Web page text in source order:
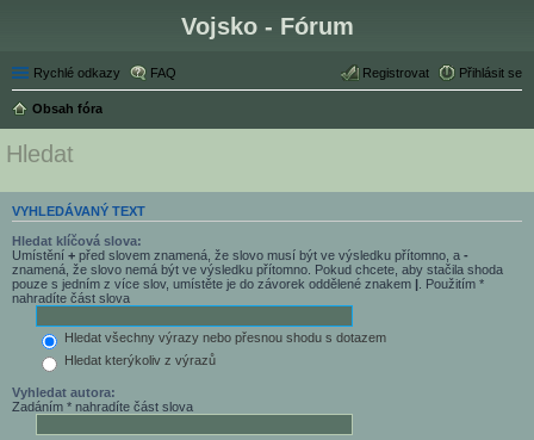
Vojsko - Fórum
Rychlé odkazy FAQ Přihlásit se
Registrovat
Obsah fóra
Hledat
VYHLEDÁVANÝ TEXT
Hledat klíčová slova:
Umístění + před slovem znamená, že slovo musí být ve výsledku přítomno, a -
znamená, že slovo nemá být ve výsledku přítomno. Pokud chcete, aby stačila shoda
pouze s jedním z více slov, umístěte je do závorek oddělené znakem | . Použitím *
nahradíte část slova
Hledat všechny výrazy nebo přesnou shodu s dotazem
Hledat kterýkoliv z výrazů
Vyhledat autora:
Zadáním * nahradíte část slova